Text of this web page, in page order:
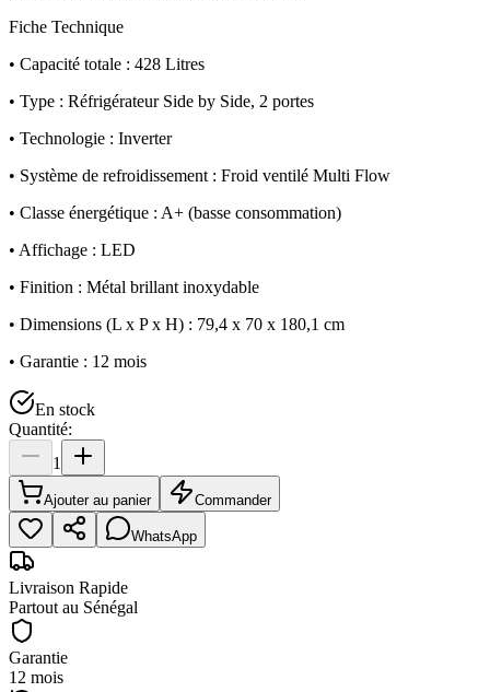
Fiche Technique
• Capacité totale : 428 Litres
• Type : Réfrigérateur Side by Side, 2 portes
• Technologie : Inverter
• Système de refroidissement : Froid ventilé Multi Flow
• Classe énergétique : A+ (basse consommation)
• Affichage : LED
• Finition : Métal brillant inoxydable
• Dimensions (L x P x H) : 79,4 x 70 x 180,1 cm
• Garantie : 12 mois
En stock
Quantité:
1
Ajouter au panier Commander
WhatsApp
Livraison Rapide
Partout au Sénégal
Garantie
12 mois